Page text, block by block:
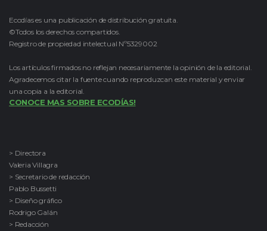
Ecodías es una publicación de distribución gratuita.
©Todos los derechos compartidos.
Registro de propiedad intelectual Nº5329002
Los artículos firmados no reflejan necesariamente la opinión de la editorial.
Agradecemos citar la fuente cuando reproduzcan este material y enviar
una copia a la editorial.
CONOCE MAS SOBRE ECODÍAS!
> Directora
Valeria Villagra
> Secretario de redacción
Pablo Bussetti
> Diseño gráfico
Rodrigo Galán
> Redacción